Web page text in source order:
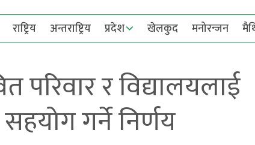
राष्ट्रिय अन्तराष्ट्रिय प्रदेश खेलकुद मनोरन्जन
परिवार र विद्यालयलाई
गर्ने निर्णय